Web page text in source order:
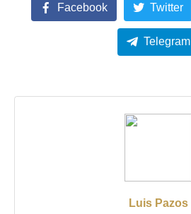
Facebook Twitter
Telegram
Luis Pazos